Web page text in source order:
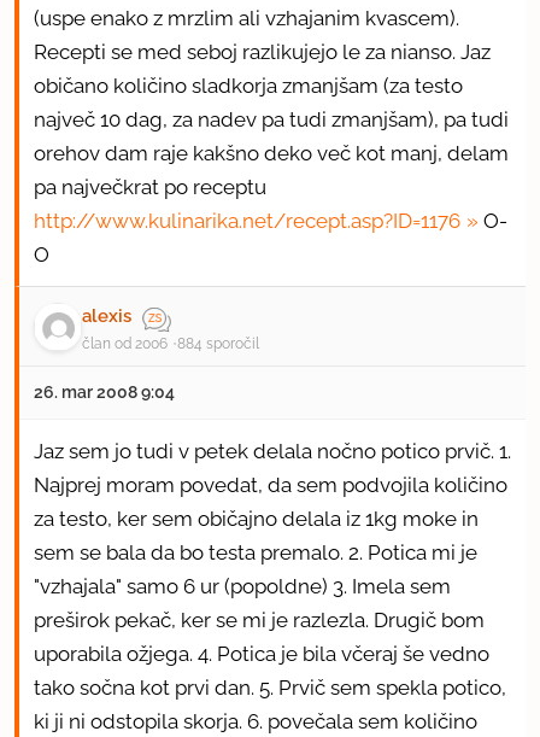
(uspe enako z mrzlim ali vzhajanim kvascem).
Recepti se med seboj razlikujejo le za nianso. Jaz
običano količino sladkorja zmanjšam (za testo
največ 10 dag, za nadev pa tudi zmanjšam), pa tudi
orehov dam raje kakšno deko več kot manj, delam
pa največkrat po receptu
http://www.kulinarika.net/recept.asp?ID=1176
O-
O
alexis
član od 2006 884 sporočil
26. mar 2008 9:04
Jaz sem jo tudi v petek delala nočno potico prvič. 1.
Najprej moram povedat, da sem podvojila količino
za testo, ker sem običajno delala iz 1kg moke in
sem se bala da bo testa premalo. 2. Potica mi je
"vzhajala" samo 6 ur (popoldne) 3. Imela sem
preširok pekač, ker se mi je razlezla. Drugič bom
uporabila ožjega. 4. Potica je bila včeraj še vedno
tako sočna kot prvi dan. 5. Prvič sem spekla potico,
ki ji ni odstopila skorja. 6. povečala sem količino